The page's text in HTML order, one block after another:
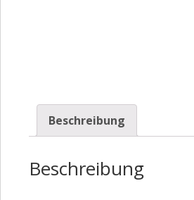
Beschreibung
Beschreibung